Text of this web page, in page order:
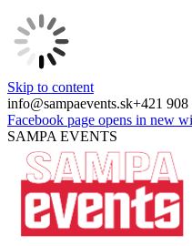
Skip to content
info@sampaevents.sk+421 908
Facebook page opens in new
SAMPA EVENTS